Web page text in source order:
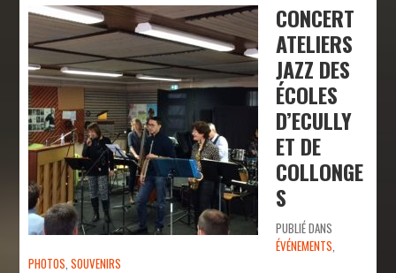
CONCERT
ATELIERS
JAZZ DES
ÉCOLES
D’ECULLY
ET DE
COLLONGE
S
PUBLIÉ DANS
ÉVÉNEMENTS
PHOTOS ,SOUVENIRS